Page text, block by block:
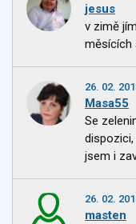
jesus
v zimě
měsících
26. 02.
Masa55
Se
jsem i
26. 02.
masten